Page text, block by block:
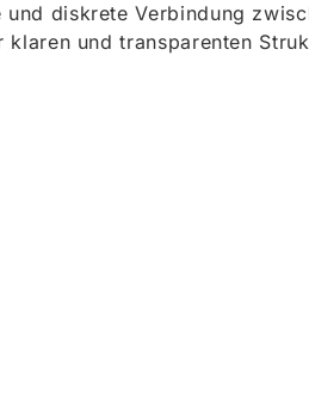
diskrete Verbindung
und transparenten